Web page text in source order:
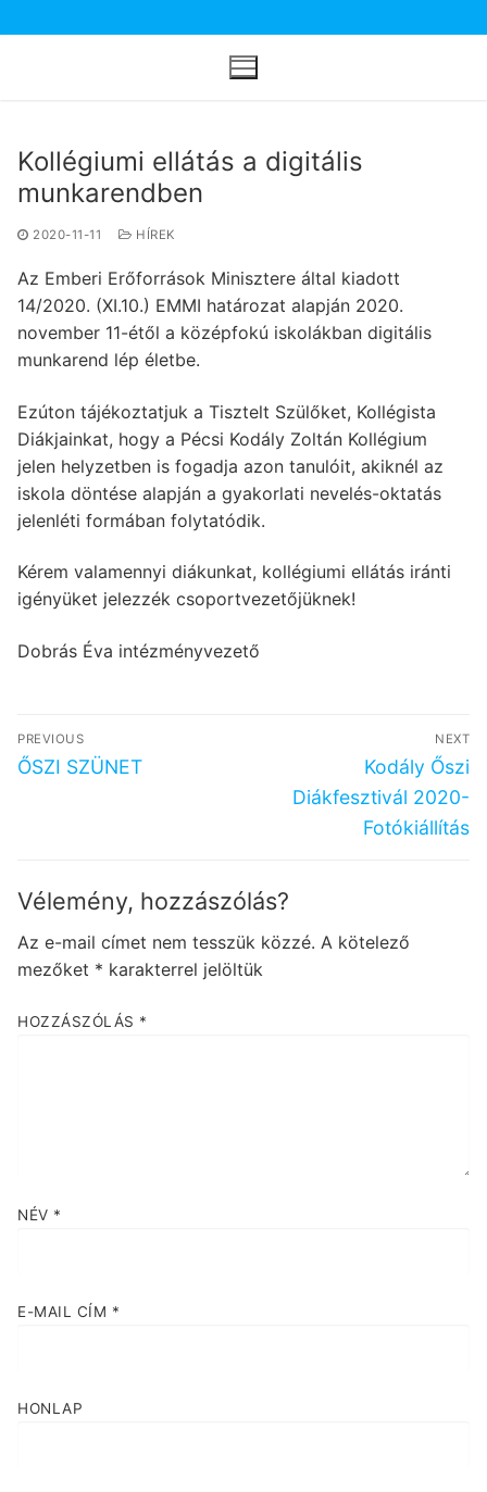
a
Kollégiumi ellátás a digitális
munkarendben
2020-11-11 HÍREK
Az Emberi Erőforrások Minisztere által kiadott
14/2020. (XI.10.) EMMI határozat alapján 2020.
november 11-étől a középfokú iskolákban digitális
munkarend lép életbe.
Ezúton tájékoztatjuk a Tisztelt Szülőket, Kollégista
Diákjainkat, hogy a Pécsi Kodály Zoltán Kollégium
jelen helyzetben is fogadja azon tanulóit, akiknél az
iskola döntése alapján a gyakorlati nevelés-oktatás
jelenléti formában folytatódik.
Kérem valamennyi diákunkat, kollégiumi ellátás iránti
igényüket jelezzék csoportvezetőjüknek!
Dobrás Éva intézményvezető
Bejegyzés
navigáció
PREVIOUS
Previous
ŐSZI SZÜNET
NEXT
Next
post:
Kodály Őszi
Diákfesztivál 2020-
Fotókiállítás
Vélemény, hozzászólás?
Az e-mail címet nem tesszük közzé. A kötelező
mezőket * karakterrel jelöltük
HOZZÁSZÓLÁS *
NÉV *
E-MAIL CÍM *
HONLAP